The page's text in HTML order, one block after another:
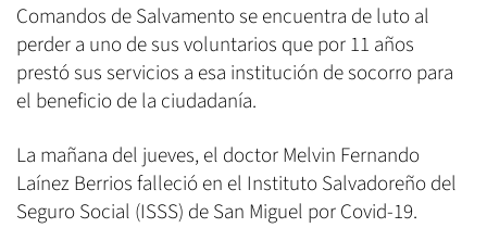
Comandos de Salvamento se encuentra de luto al
perder a uno de sus voluntarios que por 11 años
prestó sus servicios a esa institución de socorro para
el beneficio de la ciudadanía.
La mañana del jueves, el doctor Melvin Fernando
Laínez Berrios falleció en el Instituto Salvadoreño del
Seguro Social (ISSS) de San Miguel por Covid-19.